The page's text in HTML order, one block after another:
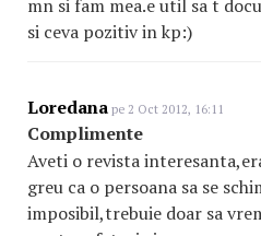
mn si fam mea.e util sa t
si ceva pozitiv in kp:)
Loredana pe 2 Oct 2012, 16:11
Complimente
Aveti o revista
greu ca o persoana sa se
imposibil,trebuie doar sa